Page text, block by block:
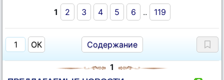
1 2 3 4 5 6 .. 119
Содержание
1